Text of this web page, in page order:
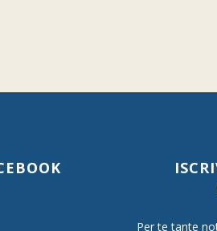
Per te tante